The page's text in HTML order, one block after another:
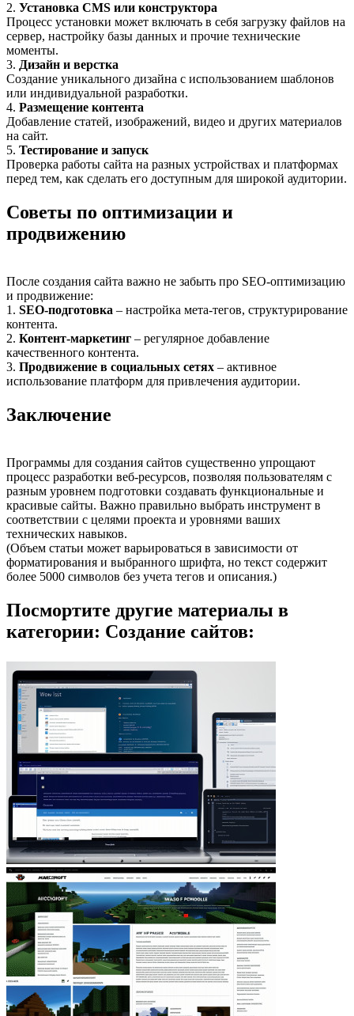
2. Установка CMS или конструктора
Процесс установки может включать в себя загрузку файлов на
сервер, настройку базы данных и прочие технические
моменты.
3. Дизайн и верстка
Создание уникального дизайна с использованием шаблонов
или индивидуальной разработки.
4. Размещение контента
Добавление статей, изображений, видео и других материалов
на сайт.
5. Тестирование и запуск
Проверка работы сайта на разных устройствах и платформах
перед тем, как сделать его доступным для широкой аудитории.
Советы по оптимизации и
продвижению
После создания сайта важно не забыть про SEO-оптимизацию
и продвижение:
1. SEO-подготовка – настройка мета-тегов, структурирование
контента.
2. Контент-маркетинг – регулярное добавление
качественного контента.
3. Продвижение в социальных сетях – активное
использование платформ для привлечения аудитории.
Заключение
Программы для создания сайтов существенно упрощают
процесс разработки веб-ресурсов, позволяя пользователям с
разным уровнем подготовки создавать функциональные и
красивые сайты. Важно правильно выбрать инструмент в
соответствии с целями проекта и уровнями ваших
технических навыков.
(Объем статьи может варьироваться в зависимости от
форматирования и выбранного шрифта, но текст содержит
более 5000 символов без учета тегов и описания.)
Посмортите другие материалы в
категории: Создание сайтов: